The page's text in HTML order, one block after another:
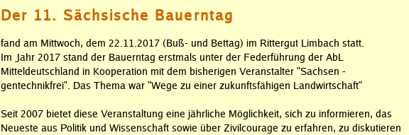
Der 11. Sächsische Bauerntag
fand am Mittwoch, dem 22.11.2017 (Buß- und Bettag) im Rittergut Limbach statt.
Im Jahr 2017 stand der Bauerntag erstmals unter der Federführung der AbL
Mitteldeutschland in Kooperation mit dem bisherigen Veranstalter "Sachsen -
gentechnikfrei". Das Thema war "Wege zu einer zukunftsfähigen Landwirtschaft"
Seit 2007 bietet diese Veranstaltung eine jährliche Möglichkeit, sich zu informieren, das
Neueste aus Politik und Wissenschaft sowie über Zivilcourage zu erfahren, zu diskutieren